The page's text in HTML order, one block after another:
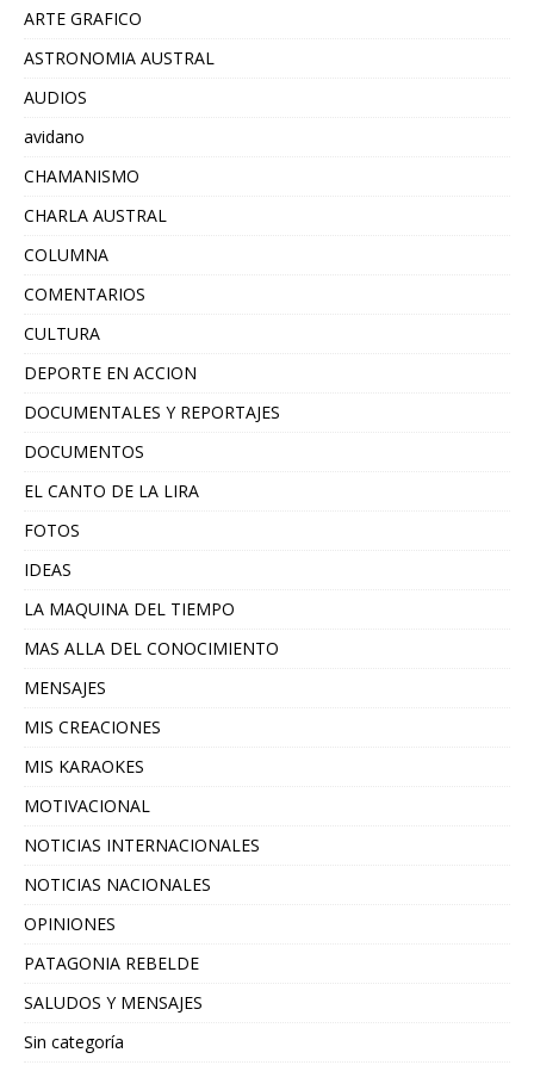
ARTE GRAFICO
ASTRONOMIA AUSTRAL
AUDIOS
avidano
CHAMANISMO
CHARLA AUSTRAL
COLUMNA
COMENTARIOS
CULTURA
DEPORTE EN ACCION
DOCUMENTALES Y REPORTAJES
DOCUMENTOS
EL CANTO DE LA LIRA
FOTOS
IDEAS
LA MAQUINA DEL TIEMPO
MAS ALLA DEL CONOCIMIENTO
MENSAJES
MIS CREACIONES
MIS KARAOKES
MOTIVACIONAL
NOTICIAS INTERNACIONALES
NOTICIAS NACIONALES
OPINIONES
PATAGONIA REBELDE
SALUDOS Y MENSAJES
Sin categoría